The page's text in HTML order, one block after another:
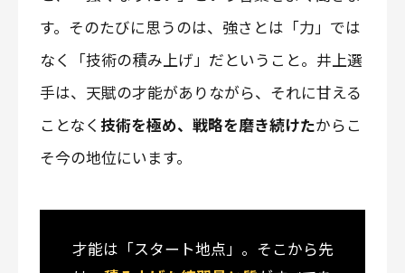
す。そのたびに思うのは、強さとは「力」では
なく「技術の積み上げ」だということ。井上選
手は、天賦の才能がありながら、それに甘える
ことなく 技術を極め、戦略を磨き続けたからこ
そ今の地位にいます。
才能は「スタート地点」。そこから先